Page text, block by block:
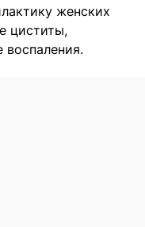
женских
циститы,
воспаления.